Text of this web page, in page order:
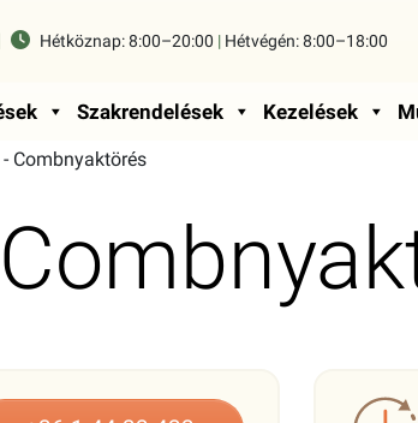
Hétköznap:8:00–20:00 | Hétvégén:8:00–18:00
Szakrendelések Kezelések
- Combnyaktörés